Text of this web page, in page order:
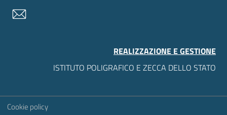
REALIZZAZIONE E GESTIONE
ISTITUTO POLIGRAFICO E ZECCA DELLO STATO
Sezione Link Utili
Cookie policy